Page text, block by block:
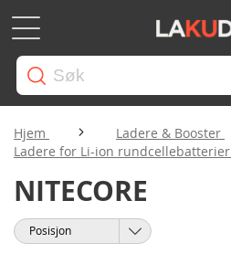
Hjem
Ladere & Booster
Ladere for Li-ion rundcellebatterier
NITECORE
Sorter